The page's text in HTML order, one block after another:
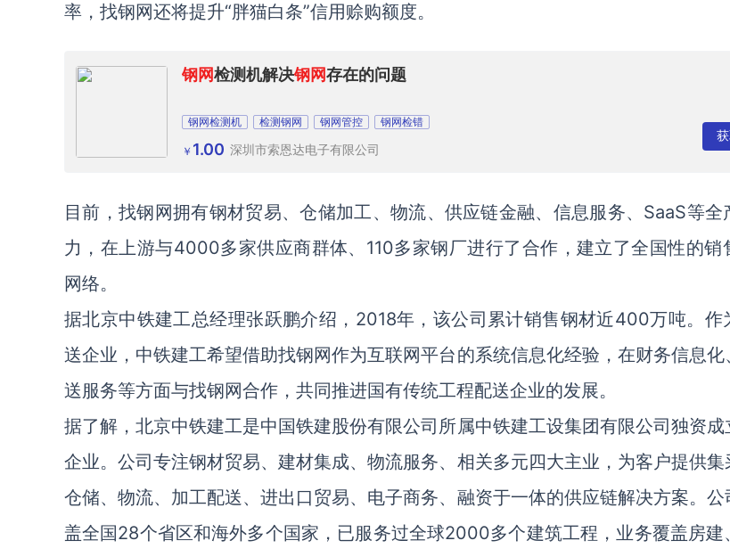
率，找钢网还将提升“胖猫白条”信用赊购额度。
钢网检测机解决钢网存在的问题
钢网检测机 检测钢网 钢网管控 钢网检错
￥ 1.00 深圳市索恩达电子有限公司
目前，找钢网拥有钢材贸易、仓储加工、物流、供应链金融、信息服务、SaaS等全
力，在上游与4000多家供应商群体、110多家钢厂进行了合作，建立了全国性的销
网络。
据北京中铁建工总经理张跃鹏介绍，2018年，该公司累计销售钢材近400万吨。作
送企业，中铁建工希望借助找钢网作为互联网平台的系统信息化经验，在财务信息
送服务等方面与找钢网合作，共同推进国有传统工程配送企业的发展。
据了解，北京中铁建工是中国铁建股份有限公司所属中铁建工设集团有限公司独资成
企业。公司专注钢材贸易、建材集成、物流服务、相关多元四大主业，为客户提供集
仓储、物流、加工配送、进出口贸易、电子商务、融资于一体的供应链解决方案。
盖全国28个省区和海外多个国家，已服务过全球2000多个建筑工程，业务覆盖房建